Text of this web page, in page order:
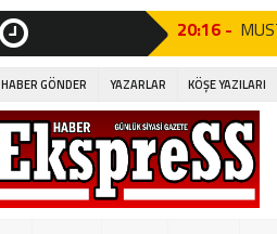
10:14 -
Edildi!”
19:53 -
19:51 -
19:49 -
HABER GÖNDER YAZARLAR KÖŞE YAZILARI